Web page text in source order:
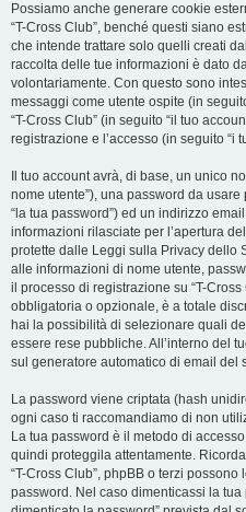
Possiamo anche generare cookie
“T-Cross Club”, benché questi siano
che intende trattare solo quelli creati
raccolta delle tue informazioni è dato
volontariamente. Con questo sono
messaggi come utente ospite (in
“T-Cross Club” (in seguito “il tuo
registrazione e l’accesso (in seguito “i
Il tuo account avrà, di base, un unico
nome utente”), una password da
“la tua password”) ed un indirizzo
informazioni rilasciate per l’apertura
protette dalle Leggi sulla Privacy dello
alle informazioni di nome utente,
il processo di registrazione su “T-
obbligatoria o opzionale, è a totale
hai la possibilità di selezionare quali
essere rese pubbliche. All’interno del
sul generatore automatico di email del
La password viene criptata (hash
ogni caso ti raccomandiamo di non
La tua password è il metodo di
quindi proteggila attentamente.
“T-Cross Club”, phpBB o terzi
password. Nel caso dimenticassi la